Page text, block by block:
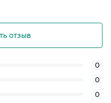
отзыв
0
0
0